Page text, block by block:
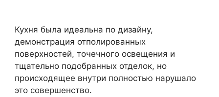
Кухня была идеальна по дизайну,
демонстрация отполированных
поверхностей, точечного освещения и
тщательно подобранных отделок, но
происходящее внутри полностью нарушало
это совершенство.